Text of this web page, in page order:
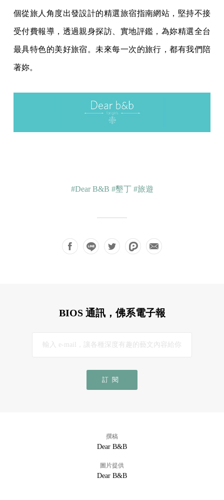
個從旅人角度出發設計的精選旅宿指南網站，堅持不接
受付費報導，透過親身探訪、實地評鑑，為妳精選全台
最具特色的美好旅宿。未來每一次的旅行，都有我們陪
著妳。
#Dear B&B #墾丁 #旅遊
BIOS 通訊，佛系電子報
訂閱
撰稿
Dear B&B
圖片提供
Dear B&B